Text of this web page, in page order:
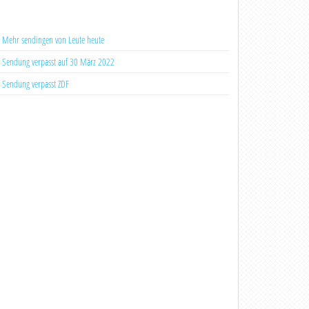
Mehr sendingen von Leute heute
Sendung verpasst auf 30 März 2022
Sendung verpasst ZDF